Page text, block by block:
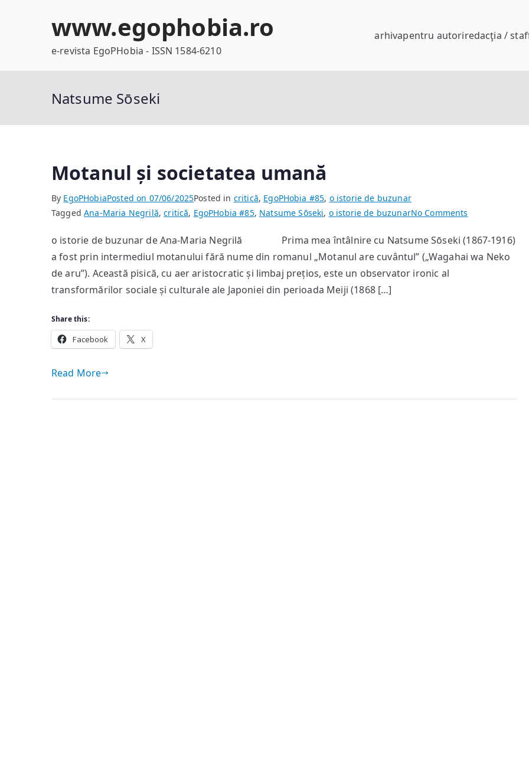
www.egophobia.ro
e-revista EgoPHobia - ISSN 1584-6210
arhivapentru autoriredacţia /
Natsume Sōseki
Motanul și societatea umană
By EgoPHobiaPosted on 07/06/2025Posted in critică, EgoPHobia #85, o istorie de buzunar
TaggedAna-Maria Negrilă,critică, EgoPHobia #85, Natsume Sōseki, o istorie de buzunarNo Comments
și
societatea
o istorie de buzunar de Ana-Maria Negrilă Prima mea întâlnire cu Natsume Sōseki (1867-1916)
a fost prin intermediul motanului fără nume din romanul „Motanul are cuvântul” („Wagahai wa Neko
de aru”). Această pisică, cu aer aristocratic și limbaj prețios, este un observator ironic al
transformărilor sociale și culturale ale Japoniei din perioada Meiji (1868 […]
Share this:
Facebook X
Read More